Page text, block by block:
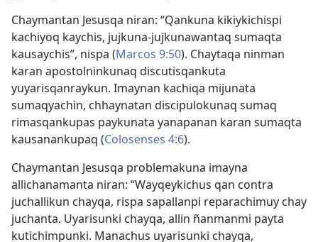
Chaymantan Jesusqa niran: “Qankuna kikiykichispi
kachiyoq kaychis, jujkuna-jujkunawantaq sumaqta
kausaychis”, nispa (Marcos 9:50). Chaytaqa ninman
karan apostolninkunaq discutisqankuta
yuyarisqanraykun. Imaynan kachiqa mijunata
sumaqyachin, chhaynatan discipulokunaq sumaq
rimasqankupas paykunata yanapanan karan sumaqta
kausanankupaq (Colosenses 4:6).
Chaymantan Jesusqa problemakuna imayna
allichanamanta niran: “Wayqeykichus qan contra
juchallikun chayqa, rispa sapallanpi reparachimuy chay
juchanta. Uyarisunki chayqa, allin ñanmanmi payta
kutichimpunki. Manachus uyarisunki chayqa,